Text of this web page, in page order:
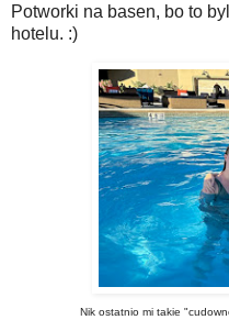
Potworki na basen, bo to
hotelu. :)
Nik ostatnio mi takie